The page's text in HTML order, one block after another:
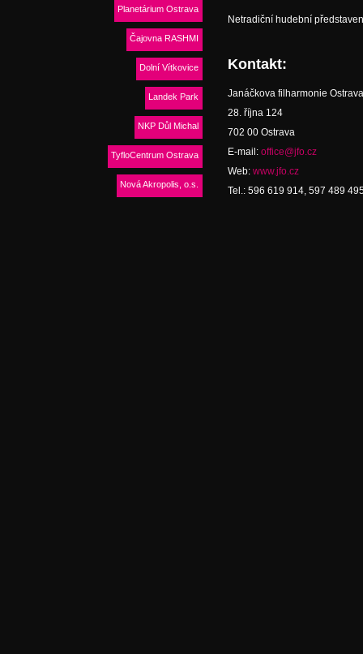
Planetárium Ostrava
Čajovna RASHMI
Dolní Vítkovice
Landek Park
NKP Důl Michal
TyfloCentrum Ostrava
Nová Akropolis, o.s.
Netradiční hudební
Kontakt:
Janáčkova filharmonie Ostrava
28. října 124
702 00 Ostrava
E-mail: office@jfo.cz
Web: www.jfo.cz
Tel.: 596 619 914, 597 489